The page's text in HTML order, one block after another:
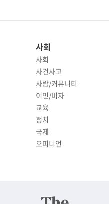
사회
사회
사건사고
사람/커뮤니티
이민/비자
교육
정치
국제
오피니언